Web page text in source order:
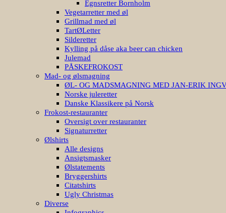
Egnsretter Bornholm
Vegetarretter med øl
Grillmad med øl
TartØLetter
Silderetter
Kylling på dåse aka beer can chicken
Julemad
PÅSKEFROKOST
Mad- og ølsmagning
ØL- OG MADSMAGNING MED JAN-ERIK
Norske juleretter
Danske Klassikere på Norsk
Frokost-restauranter
Oversigt over restauranter
Signaturretter
Ølshirts
Alle designs
Ansigtsmasker
Ølstatements
Bryggershirts
Citatshirts
Ugly Christmas
Diverse